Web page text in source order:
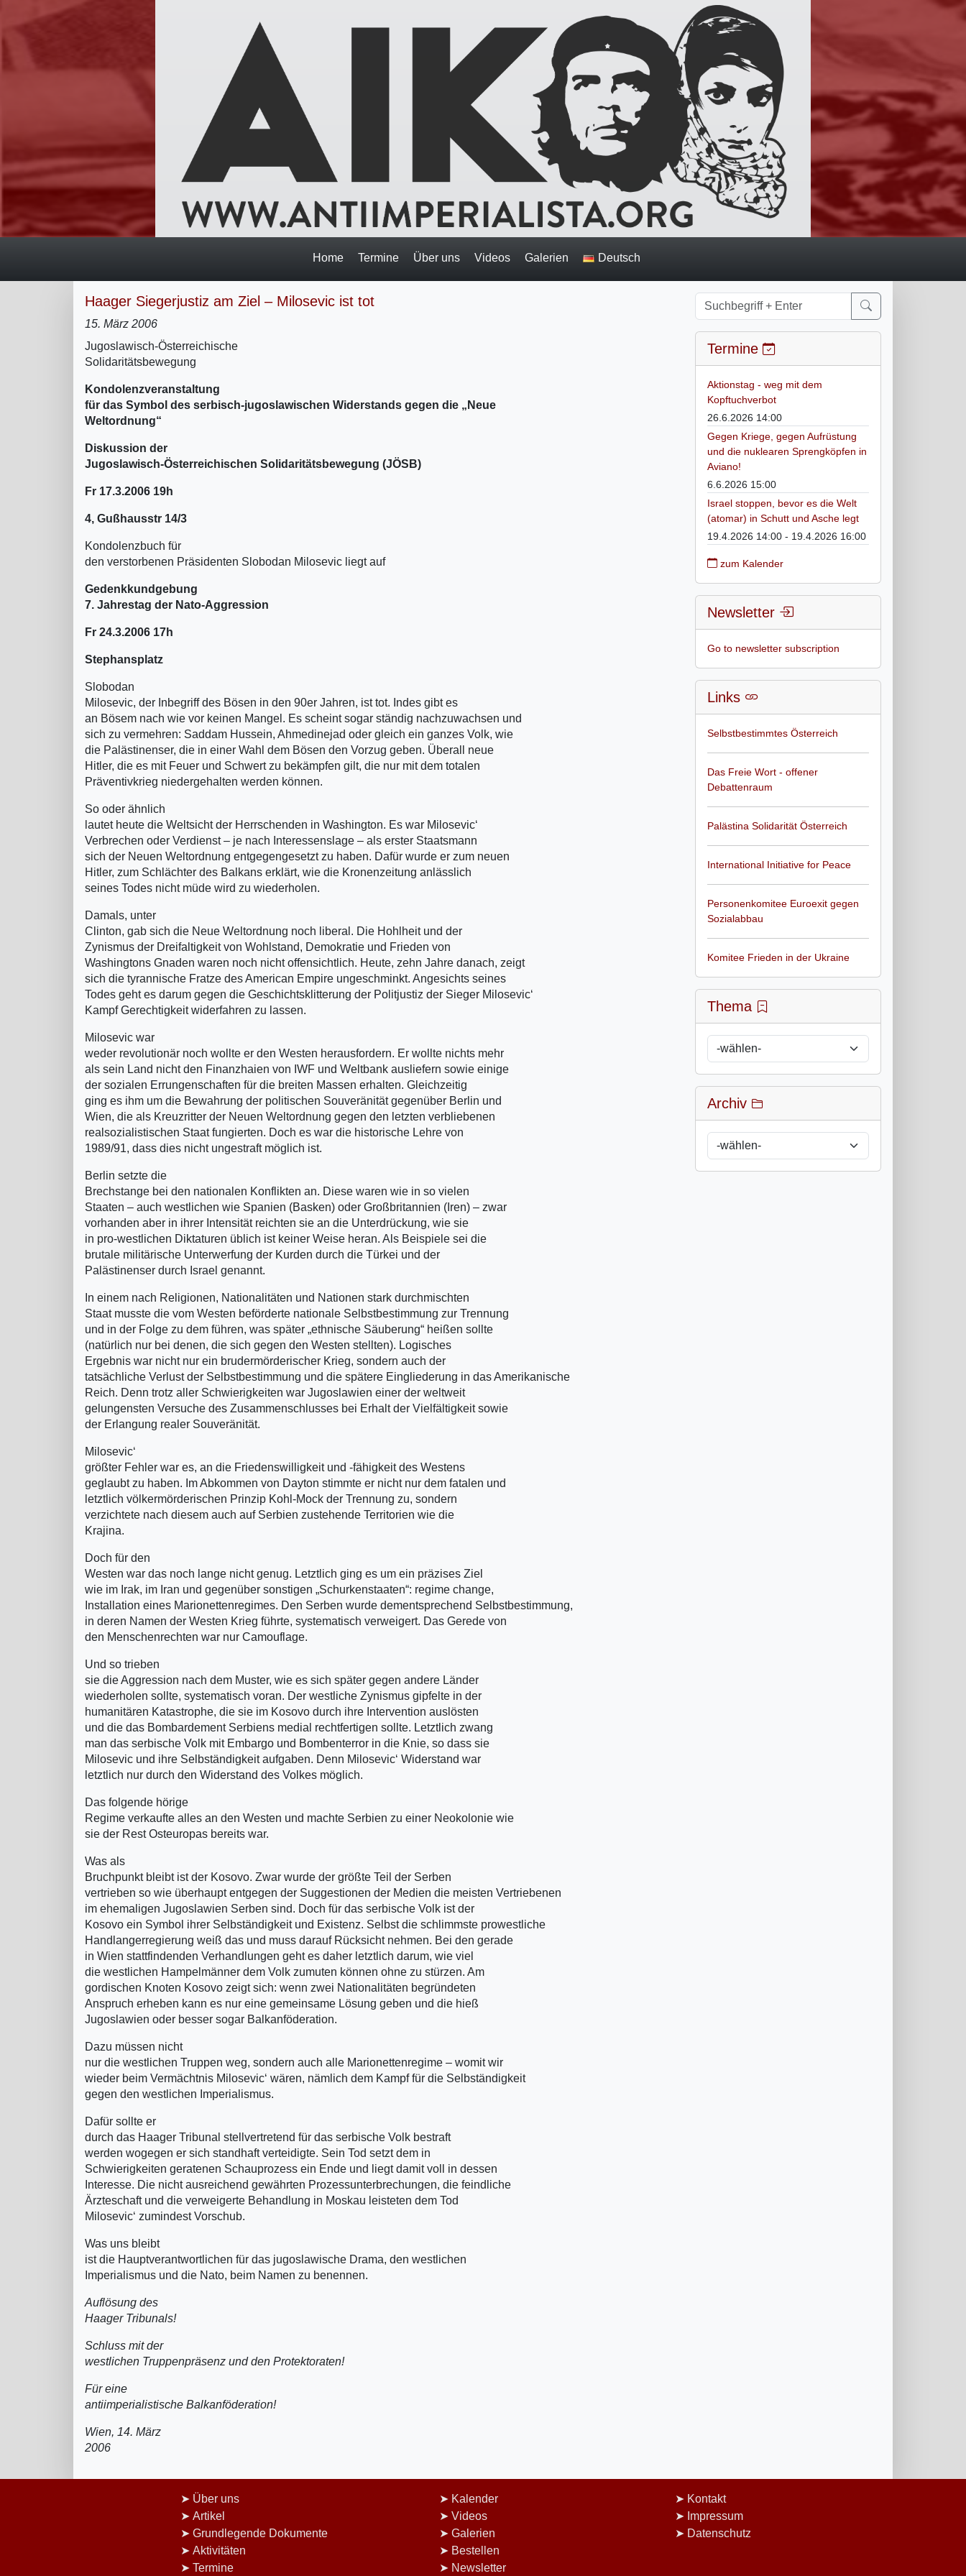
Home Termine Über uns Videos Galerien Deutsch
Haager Siegerjustiz am Ziel – Milosevic ist tot
15. März 2006
Jugoslawisch-Österreichische
Solidaritätsbewegung
Kondolenzveranstaltung
für das Symbol des serbisch-jugoslawischen Widerstands gegen die „Neue
Weltordnung“
Diskussion der
Jugoslawisch-Österreichischen Solidaritätsbewegung (JÖSB)
Fr 17.3.2006 19h
4, Gußhausstr 14/3
Kondolenzbuch für
den verstorbenen Präsidenten Slobodan Milosevic liegt auf
Gedenkkundgebung
7. Jahrestag der Nato-Aggression
Fr 24.3.2006 17h
Stephansplatz
Slobodan
Milosevic, der Inbegriff des Bösen in den 90er Jahren, ist tot. Indes gibt es
an Bösem nach wie vor keinen Mangel. Es scheint sogar ständig nachzuwachsen und
sich zu vermehren: Saddam Hussein, Ahmedinejad oder gleich ein ganzes Volk, wie
die Palästinenser, die in einer Wahl dem Bösen den Vorzug geben. Überall neue
Hitler, die es mit Feuer und Schwert zu bekämpfen gilt, die nur mit dem totalen
Präventivkrieg niedergehalten werden können.
So oder ähnlich
lautet heute die Weltsicht der Herrschenden in Washington. Es war Milosevic‘
Verbrechen oder Verdienst – je nach Interessenslage – als erster Staatsmann
sich der Neuen Weltordnung entgegengesetzt zu haben. Dafür wurde er zum neuen
Hitler, zum Schlächter des Balkans erklärt, wie die Kronenzeitung anlässlich
seines Todes nicht müde wird zu wiederholen.
Damals, unter
Clinton, gab sich die Neue Weltordnung noch liberal. Die Hohlheit und der
Zynismus der Dreifaltigkeit von Wohlstand, Demokratie und Frieden von
Washingtons Gnaden waren noch nicht offensichtlich. Heute, zehn Jahre danach, zeigt
sich die tyrannische Fratze des American Empire ungeschminkt. Angesichts seines
Todes geht es darum gegen die Geschichtsklitterung der Politjustiz der Sieger Milosevic‘
Kampf Gerechtigkeit widerfahren zu lassen.
Milosevic war
weder revolutionär noch wollte er den Westen herausfordern. Er wollte nichts mehr
als sein Land nicht den Finanzhaien von IWF und Weltbank ausliefern sowie einige
der sozialen Errungenschaften für die breiten Massen erhalten. Gleichzeitig
ging es ihm um die Bewahrung der politischen Souveränität gegenüber Berlin und
Wien, die als Kreuzritter der Neuen Weltordnung gegen den letzten verbliebenen
realsozialistischen Staat fungierten. Doch es war die historische Lehre von
1989/91, dass dies nicht ungestraft möglich ist.
Berlin setzte die
Brechstange bei den nationalen Konflikten an. Diese waren wie in so vielen
Staaten – auch westlichen wie Spanien (Basken) oder Großbritannien (Iren) – zwar
vorhanden aber in ihrer Intensität reichten sie an die Unterdrückung, wie sie
in pro-westlichen Diktaturen üblich ist keiner Weise heran. Als Beispiele sei die
brutale militärische Unterwerfung der Kurden durch die Türkei und der
Palästinenser durch Israel genannt.
In einem nach Religionen, Nationalitäten und Nationen stark durchmischten
Staat musste die vom Westen beförderte nationale Selbstbestimmung zur Trennung
und in der Folge zu dem führen, was später „ethnische Säuberung“ heißen sollte
(natürlich nur bei denen, die sich gegen den Westen stellten). Logisches
Ergebnis war nicht nur ein brudermörderischer Krieg, sondern auch der
tatsächliche Verlust der Selbstbestimmung und die spätere Eingliederung in das Amerikanische
Reich. Denn trotz aller Schwierigkeiten war Jugoslawien einer der weltweit
gelungensten Versuche des Zusammenschlusses bei Erhalt der Vielfältigkeit sowie
der Erlangung realer Souveränität.
Milosevic‘
größter Fehler war es, an die Friedenswilligkeit und -fähigkeit des Westens
geglaubt zu haben. Im Abkommen von Dayton stimmte er nicht nur dem fatalen und
letztlich völkermörderischen Prinzip Kohl-Mock der Trennung zu, sondern
verzichtete nach diesem auch auf Serbien zustehende Territorien wie die
Krajina.
Doch für den
Westen war das noch lange nicht genug. Letztlich ging es um ein präzises Ziel
wie im Irak, im Iran und gegenüber sonstigen „Schurkenstaaten“: regime change,
Installation eines Marionettenregimes. Den Serben wurde dementsprechend Selbstbestimmung,
in deren Namen der Westen Krieg führte, systematisch verweigert. Das Gerede von
den Menschenrechten war nur Camouflage.
Und so trieben
sie die Aggression nach dem Muster, wie es sich später gegen andere Länder
wiederholen sollte, systematisch voran. Der westliche Zynismus gipfelte in der
humanitären Katastrophe, die sie im Kosovo durch ihre Intervention auslösten
und die das Bombardement Serbiens medial rechtfertigen sollte. Letztlich zwang
man das serbische Volk mit Embargo und Bombenterror in die Knie, so dass sie
Milosevic und ihre Selbständigkeit aufgaben. Denn Milosevic‘ Widerstand war
letztlich nur durch den Widerstand des Volkes möglich.
Das folgende hörige
Regime verkaufte alles an den Westen und machte Serbien zu einer Neokolonie wie
sie der Rest Osteuropas bereits war.
Was als
Bruchpunkt bleibt ist der Kosovo. Zwar wurde der größte Teil der Serben
vertrieben so wie überhaupt entgegen der Suggestionen der Medien die meisten Vertriebenen
im ehemaligen Jugoslawien Serben sind. Doch für das serbische Volk ist der
Kosovo ein Symbol ihrer Selbständigkeit und Existenz. Selbst die schlimmste prowestliche
Handlangerregierung weiß das und muss darauf Rücksicht nehmen. Bei den gerade
in Wien stattfindenden Verhandlungen geht es daher letztlich darum, wie viel
die westlichen Hampelmänner dem Volk zumuten können ohne zu stürzen. Am
gordischen Knoten Kosovo zeigt sich: wenn zwei Nationalitäten begründeten
Anspruch erheben kann es nur eine gemeinsame Lösung geben und die hieß
Jugoslawien oder besser sogar Balkanföderation.
Dazu müssen nicht
nur die westlichen Truppen weg, sondern auch alle Marionettenregime – womit wir
wieder beim Vermächtnis Milosevic‘ wären, nämlich dem Kampf für die Selbständigkeit
gegen den westlichen Imperialismus.
Dafür sollte er
durch das Haager Tribunal stellvertretend für das serbische Volk bestraft
werden wogegen er sich standhaft verteidigte. Sein Tod setzt dem in
Schwierigkeiten geratenen Schauprozess ein Ende und liegt damit voll in dessen
Interesse. Die nicht ausreichend gewährten Prozessunterbrechungen, die feindliche
Ärzteschaft und die verweigerte Behandlung in Moskau leisteten dem Tod
Milosevic‘ zumindest Vorschub.
Was uns bleibt
ist die Hauptverantwortlichen für das jugoslawische Drama, den westlichen
Imperialismus und die Nato, beim Namen zu benennen.
Auflösung des
Haager Tribunals!
Schluss mit der
westlichen Truppenpräsenz und den Protektoraten!
Für eine
antiimperialistische Balkanföderation!
Wien, 14. März
2006
Termine
Aktionstag - weg mit dem
Kopftuchverbot
26.6.2026 14:00
Gegen Kriege, gegen Aufrüstung
und die nuklearen Sprengköpfen in
Aviano!
6.6.2026 15:00
Israel stoppen, bevor es die Welt
(atomar) in Schutt und Asche legt
19.4.2026 14:00 - 19.4.2026 16:00
zum Kalender
Newsletter
Go to newsletter subscription
Links
Selbstbestimmtes Österreich
Das Freie Wort - offener
Debattenraum
Palästina Solidarität Österreich
International Initiative for Peace
Personenkomitee Euroexit gegen
Sozialabbau
Komitee Frieden in der Ukraine
Thema
Archiv
Über uns
Artikel
Grundlegende Dokumente
Aktivitäten
Termine
Kalender
Videos
Galerien
Bestellen
Newsletter
Kontakt
Impressum
Datenschutz